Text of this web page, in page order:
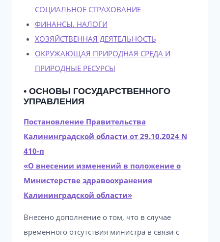
СОЦИАЛЬНОЕ СТРАХОВАНИЕ
ФИНАНСЫ. НАЛОГИ
ХОЗЯЙСТВЕННАЯ ДЕЯТЕЛЬНОСТЬ
ОКРУЖАЮЩАЯ ПРИРОДНАЯ СРЕДА И
ПРИРОДНЫЕ РЕСУРСЫ
• ОСНОВЫ ГОСУДАРСТВЕННОГО
УПРАВЛЕНИЯ
Постановление Правительства
Калининградской области от 29.10.2024 N
410-п
«О внесении изменений в положение о
Министерстве здравоохранения
Калининградской области»
Внесено дополнение о том, что в случае
временного отсутствия министра в связи с